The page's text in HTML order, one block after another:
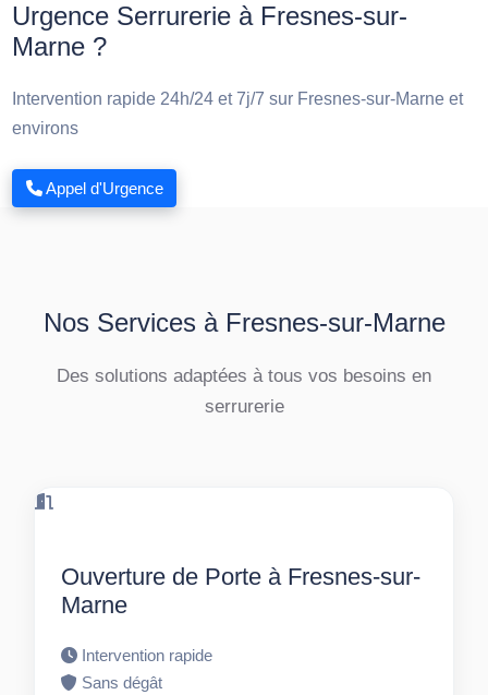
Urgence Serrurerie à Fresnes-sur-
Marne ?
Intervention rapide 24h/24 et 7j/7 sur Fresnes-sur-Marne et
environs
Appel d'Urgence
Nos Services à Fresnes-sur-Marne
Des solutions adaptées à tous vos besoins en
serrurerie
Ouverture de Porte à Fresnes-sur-
Marne
Intervention rapide
Sans dégât